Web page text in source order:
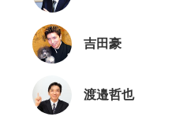
吉田豪
渡邉哲也